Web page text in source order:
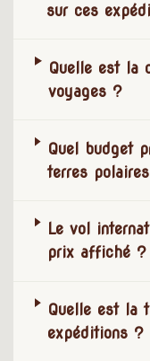
sur ces
Quelle est la
voyages ?
Quel budget
terres
Le vol
prix affiché ?
Quelle est la
expéditions ?